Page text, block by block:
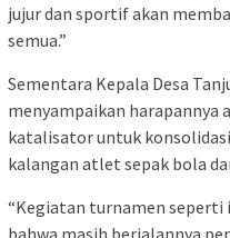
jujur dan sportif akan
semua.”
Sementara Kepala Desa
menyampaikan harapannya
katalisator untuk
kalangan atlet sepak bola
“Kegiatan turnamen
bahwa masih berjalannya